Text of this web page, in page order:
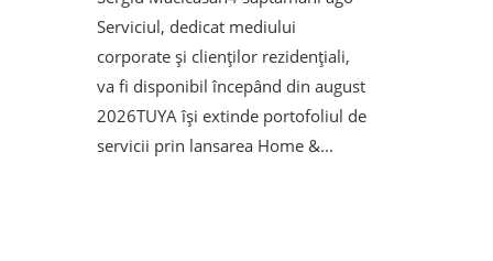
Serviciul, dedicat mediului
corporate și clienților rezidențiali,
va fi disponibil începând din august
2026TUYA își extinde portofoliul de
servicii prin lansarea Home &...